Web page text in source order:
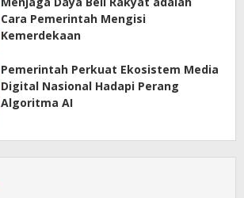
Cara Pemerintah Mengisi
Kemerdekaan
Pemerintah Perkuat Ekosistem Media
Digital Nasional Hadapi Perang
Algoritma AI